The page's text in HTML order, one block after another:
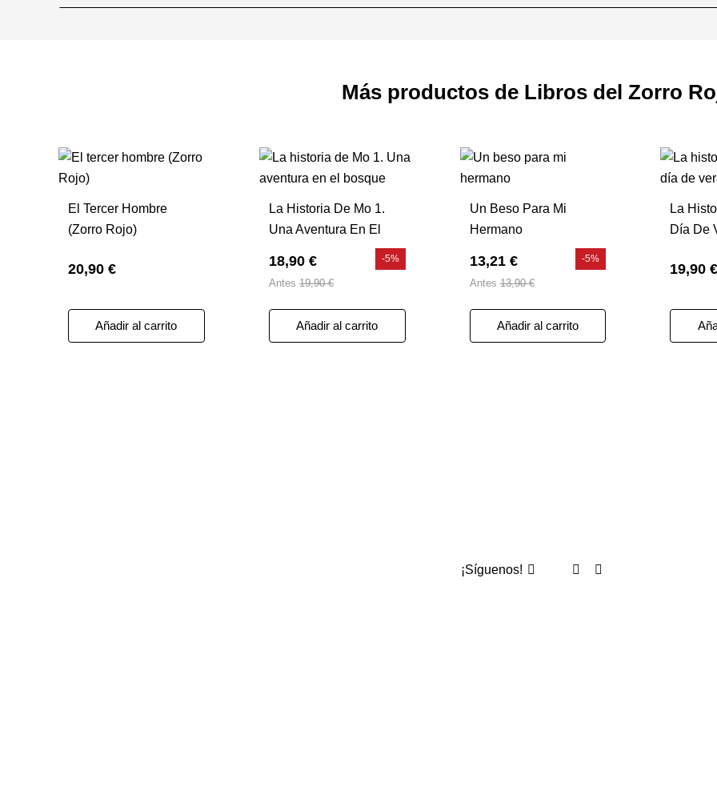
Más productos de Libros del Zorro
El Tercer Hombre
(Zorro Rojo)
20,90 €
Añadir al carrito
La Historia De Mo 1.
Una Aventura En El
18,90 €
Antes 19,90 €
-5%
Añadir al carrito
Un Beso Para Mi
Hermano
13,21 €
Antes 13,90 €
-5%
Añadir al carrito
La
Día De
19,90
¡Síguenos!